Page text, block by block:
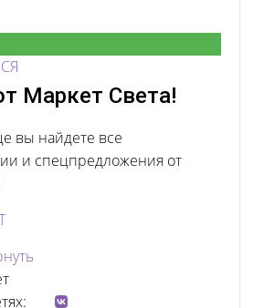
Маркет Света!
вы найдете все
и спецпредложения от